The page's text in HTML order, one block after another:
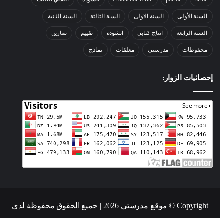
السنة الأولى السنة الاولى السنة الثالثة السنة الثانية
السنة الرابعة انتاج كتابي انشودة تقييم تمارين
محفوظات مدرستي معلقات نماذج
إحصائيات الزوار:
Copyright © موقع مدرستي 2026 | جميع الحقوق محفوظة لدى